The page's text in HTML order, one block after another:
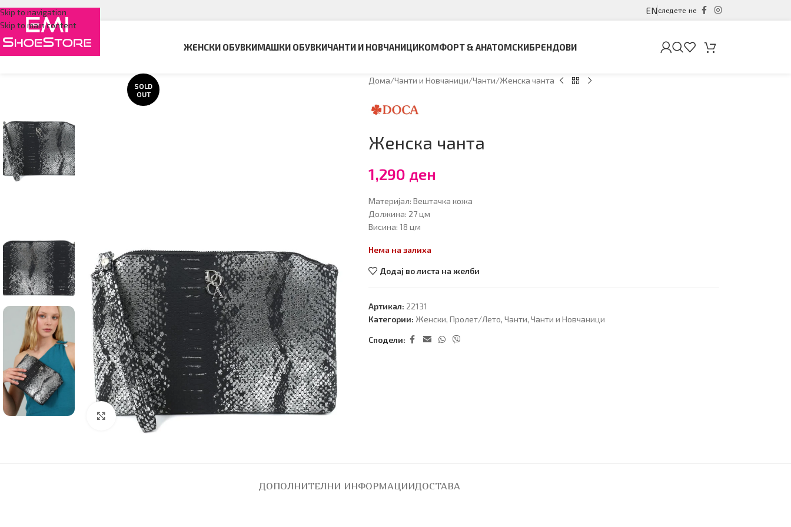
Skip to navigation
Skip to main content
ENследете не
ЖЕНСКИ ОБУВКИМАШКИ ОБУВКИЧАНТИ И НОВЧАНИЦИКОМФОРТ & АНАТОМСКИБРЕНДОВИ
SOLD
OUT
Click to enlarge
Дома Чанти и Новчаници Чанти Женска чанта
Женска чанта
1,290 ден
Материјал: Вештачка кожа
Должина: 27 цм
Висина: 18 цм
Нема на залиха
Додај во листа на желби
Артикал: 22131
Категории: Женски, Пролет/Лето, Чанти, Чанти и Новчаници
Сподели:
ДОПОЛНИТЕЛНИ ИНФОРМАЦИИДОСТАВА